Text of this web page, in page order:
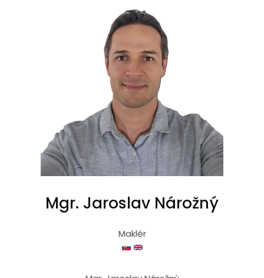
Mgr. Jaroslav Nárožný
Maklér